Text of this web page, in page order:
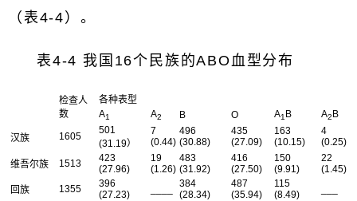
（表4-4）。
表4-4 我国16个民族的ABO血型分布
检查人
数
各种表型
A1 A2 B O A1 B A2 B
汉族 1605
501
(31.19）
7
(0.44)
496
(30.88)
435
(27.09)
163
(10.15)
4
(0.25)
维吾尔族
1513
423
(27.96)
19
(1.26)
483
(31.92)
416
(27.50)
150
(9.91)
22
(1.45)
回族
1355
396
(27.23)
384
(28.34)
487
(35.94)
115
(8.49)